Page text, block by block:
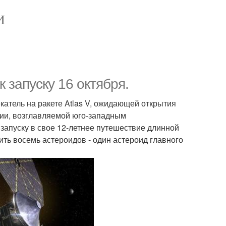
16 октября.
на ракете Atlas V, ожидающей открытия
возглавляемой юго-западным
в свое 12-летнее путешествие длинной
восемь астероидов - один астероид главного